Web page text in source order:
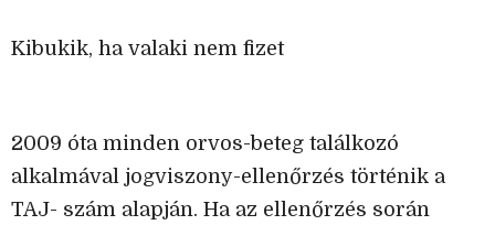
Kibukik, ha valaki nem fizet
2009 óta minden orvos-beteg találkozó
alkalmával jogviszony-ellenőrzés történik a
TAJ- szám alapján. Ha az ellenőrzés során